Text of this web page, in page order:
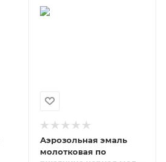
Аэрозольная эмаль
молотковая по